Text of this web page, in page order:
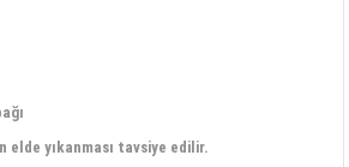
elde yıkanması tavsiye edilir.